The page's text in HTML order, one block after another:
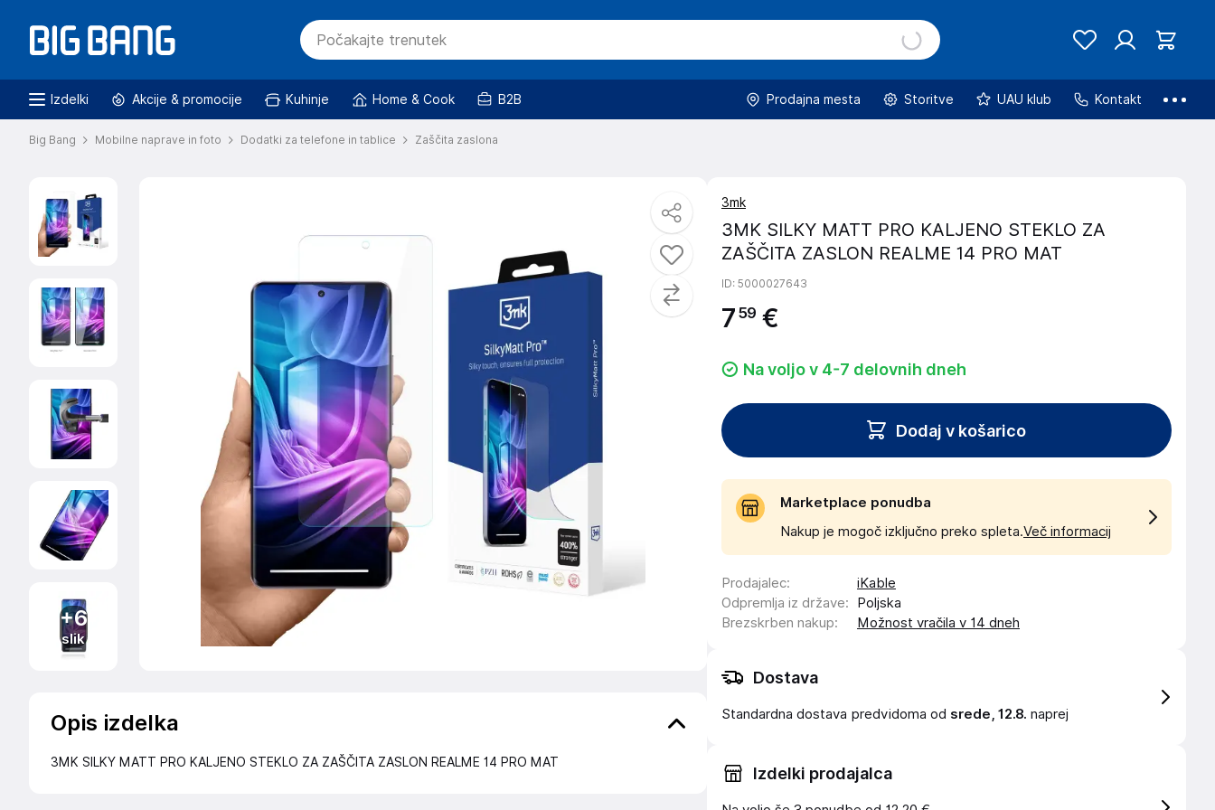
Izdelki Akcije & promocije Kuhinje Home & Cook B2B Prodajna mesta Storitve UAU klub Kontakt
Big Bang Mobilne naprave in foto Dodatki za telefone in tablice Zaščita zaslona
+6
slik
Opis izdelka
3MK SILKY MATT PRO KALJENO STEKLO ZA ZAŠČITA ZASLON REALME 14 PRO MAT
3mk
3MK SILKY MATT PRO KALJENO STEKLO ZA
ZAŠČITA ZASLON REALME 14 PRO MAT
ID: 5000027643
7 59 €
Na voljo v 4-7 delovnih dneh
Dodaj v košarico
Marketplace ponudba
Nakup je mogoč izključno preko spleta.Več informacij
Prodajalec:
iKable
Odpremlja iz države:
Poljska
Brezskrben nakup: Možnost vračila v 14 dneh
Dostava
Standardna dostava predvidoma od srede, 12.8. naprej
Izdelki prodajalca